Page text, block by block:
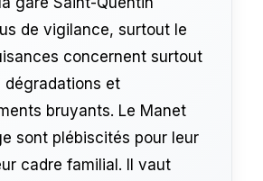
de vigilance, surtout le
concernent surtout
dégradations et
bruyants. Le Manet
sont plébiscités pour leur
cadre familial. Il vaut